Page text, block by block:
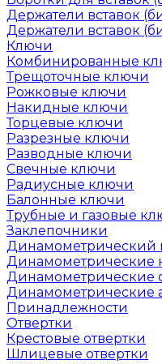
Держатели вставок
Держатели вставок
Ключи
Комбинированные
Трещоточные ключи
Рожковые ключи
Накидные ключи
Торцевые ключи
Разрезные ключи
Разводные ключи
Свечные ключи
Радиусные ключи
Балонные ключи
Трубные и газовые
Заклепочники
Динамометрический
Динамометрические
Динамометрические
Динамометрические
Принадлежности
Отвертки
Крестовые отвертки
Шлицевые отвертки